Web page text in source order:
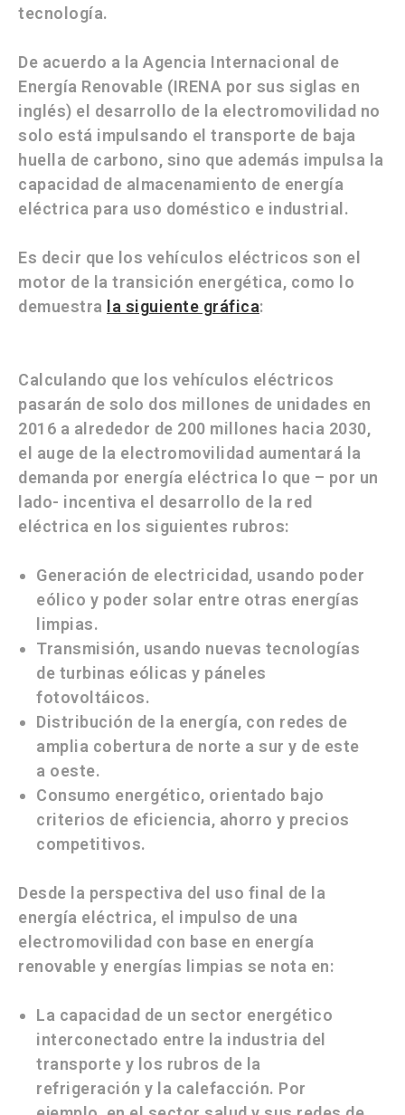
tecnología.
De acuerdo a la Agencia Internacional de
Energía Renovable (IRENA por sus siglas en
inglés) el desarrollo de la electromovilidad no
solo está impulsando el transporte de baja
huella de carbono, sino que además impulsa la
capacidad de almacenamiento de energía
eléctrica para uso doméstico e industrial.
Es decir que los vehículos eléctricos son el
motor de la transición energética, como lo
demuestra
la siguiente gráfica:
Calculando que los vehículos eléctricos
pasarán de solo dos millones de unidades en
2016 a alrededor de 200 millones hacia 2030,
el auge de la electromovilidad aumentará la
demanda por energía eléctrica lo que – por un
lado- incentiva el desarrollo de la red
eléctrica en los siguientes rubros:
Generación de electricidad, usando poder
eólico y poder solar entre otras energías
limpias.
Transmisión, usando nuevas tecnologías
de turbinas eólicas y páneles
fotovoltáicos.
Distribución de la energía, con redes de
amplia cobertura de norte a sur y de este
a oeste.
Consumo energético, orientado bajo
criterios de eficiencia, ahorro y precios
competitivos.
Desde la perspectiva del uso final de la
energía eléctrica, el impulso de una
electromovilidad con base en energía
renovable y energías limpias se nota en:
La capacidad de un sector energético
interconectado entre la industria del
transporte y los rubros de la
refrigeración y la calefacción. Por